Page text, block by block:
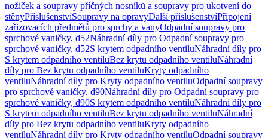
nožiček a soupravy příčných nosníků a soupravy pro ukotvení do
stěnyPříslušenstvíSoupravy na opravyDalší příslušenstvíPřipojení
zařizovacích předmětů pro sprchy a vanyOdpadní soupravy pro
sprchové vaničky, d52Náhradní díly pro Odpadní soupravy pro
sprchové vaničky, d52S krytem odpadního ventiluNáhradní díly pro
S krytem odpadního ventiluBez krytu odpadního ventiluNáhradní
díly pro Bez krytu odpadního ventiluKryty odpadního
ventiluNáhradní díly pro Kryty odpadního ventiluOdpadní soupravy
pro sprchové vaničky, d90Náhradní díly pro Odpadní soupravy pro
sprchové vaničky, d90S krytem odpadního ventiluNáhradní díly pro
S krytem odpadního ventiluBez krytu odpadního ventiluNáhradní
díly pro Bez krytu odpadního ventiluKryty odpadního
ventiluNáhradní díly pro Kryty odpadního ventiluOdpadní soupravy